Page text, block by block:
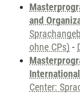
and
ohne CPs) -
Center: